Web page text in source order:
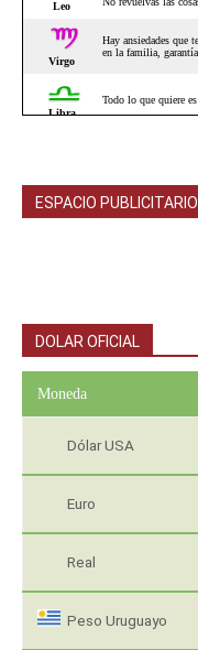
ESPACIO PUBLICITARIO
DOLAR OFICIAL
Moneda
Dólar USA
Euro
Real
Peso Uruguayo